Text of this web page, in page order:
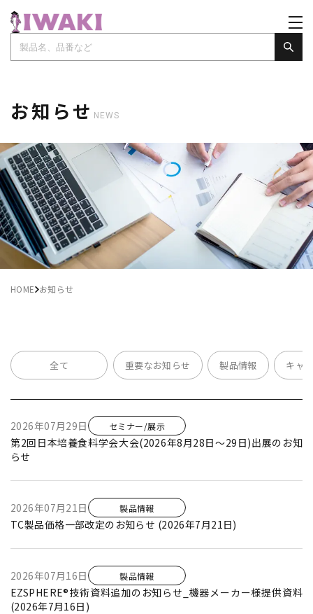
お知らせ NEWS
HOME お知らせ
全て 重要なお知らせ 製品情報 キャ
2026年07月29日 セミナー/展示
第2回日本培養食料学会大会(2026年8月28日～29日)出展のお知
らせ
2026年07月21日 製品情報
TC製品価格一部改定のお知らせ (2026年7月21日)
2026年07月16日 製品情報
EZSPHERE®技術資料追加のお知らせ_機器メーカー様提供資料
(2026年7月16日)